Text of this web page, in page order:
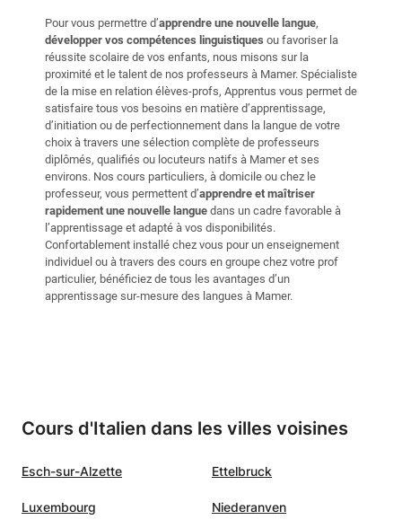
Pour vous permettre d’apprendre une nouvelle langue,
développer vos compétences linguistiques ou favoriser la
réussite scolaire de vos enfants, nous misons sur la
proximité et le talent de nos professeurs à Mamer. Spécialiste
de la mise en relation élèves-profs, Apprentus vous permet de
satisfaire tous vos besoins en matière d’apprentissage,
d’initiation ou de perfectionnement dans la langue de votre
choix à travers une sélection complète de professeurs
diplômés, qualifiés ou locuteurs natifs à Mamer et ses
environs. Nos cours particuliers, à domicile ou chez le
professeur, vous permettent d’apprendre et maîtriser
rapidement une nouvelle langue dans un cadre favorable à
l’apprentissage et adapté à vos disponibilités.
Confortablement installé chez vous pour un enseignement
individuel ou à travers des cours en groupe chez votre prof
particulier, bénéficiez de tous les avantages d’un
apprentissage sur-mesure des langues à Mamer.
Cours d'Italien dans les villes voisines
Esch-sur-Alzette Ettelbruck
Luxembourg Niederanven